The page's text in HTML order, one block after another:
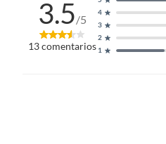
3.5/5
13comentarios 1
2
3
4